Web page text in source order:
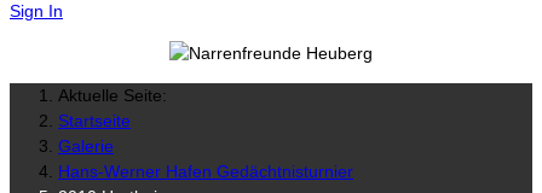
Sign In
Aktuelle Seite:
Startseite
Galerie
Hans-Werner Hafen Gedächtnisturnier